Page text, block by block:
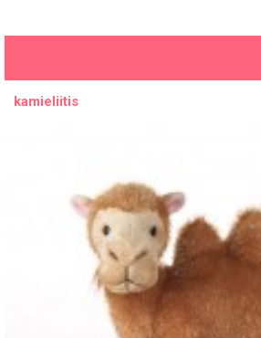
kamieliitis